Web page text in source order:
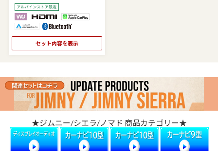
セット内容を表示
★ジムニー/シエラ/ノマド 商品カテゴリー★